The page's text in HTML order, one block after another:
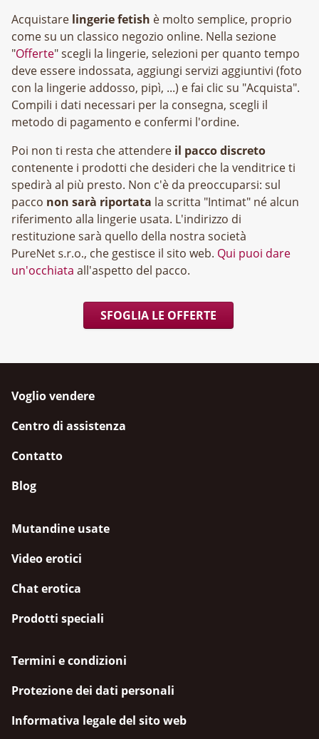
Acquistare lingerie fetish è molto semplice, proprio
come su un classico negozio online. Nella sezione
"Offerte" scegli la lingerie, selezioni per quanto tempo
deve essere indossata, aggiungi servizi aggiuntivi (foto
con la lingerie addosso, pipì, ...) e fai clic su "Acquista".
Compili i dati necessari per la consegna, scegli il
metodo di pagamento e confermi l'ordine.
Poi non ti resta che attendere il pacco discreto
contenente i prodotti che desideri che la venditrice ti
spedirà al più presto. Non c'è da preoccuparsi: sul
pacco non sarà riportata la scritta "Intimat" né alcun
riferimento alla lingerie usata. L'indirizzo di
restituzione sarà quello della nostra società
, che gestisce il sito web. Qui puoi dare
un'occhiata all'aspetto del pacco.
SFOGLIA LE OFFERTE
Voglio vendere
Centro di assistenza
Contatto
Blog
Mutandine usate
Video erotici
Chat erotica
Prodotti speciali
Termini e condizioni
Protezione dei dati personali
Informativa legale del sito web